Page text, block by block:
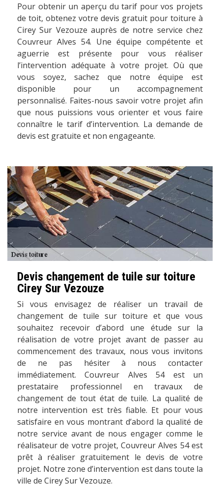
Pour obtenir un aperçu du tarif pour vos projets
de toit, obtenez votre devis gratuit pour toiture à
Cirey Sur Vezouze auprès de notre service chez
Couvreur Alves 54. Une équipe compétente et
aguerrie est présente pour vous réaliser
l’intervention adéquate à votre projet. Où que
vous soyez, sachez que notre équipe est
disponible pour un accompagnement
personnalisé. Faites-nous savoir votre projet afin
que nous puissions vous orienter et vous faire
connaître le tarif d’intervention. La demande de
devis est gratuite et non engageante.
Devis changement de tuile sur toiture
Cirey Sur Vezouze
Si vous envisagez de réaliser un travail de
changement de tuile sur toiture et que vous
souhaitez recevoir d’abord une étude sur la
réalisation de votre projet avant de passer au
commencement des travaux, nous vous invitons
de ne pas hésiter à nous contacter
immédiatement. Couvreur Alves 54 est un
prestataire professionnel en travaux de
changement de tout état de tuile. La qualité de
notre intervention est très fiable. Et pour vous
satisfaire en vous montrant d’abord la qualité de
notre service avant de nous engager comme le
réalisateur de votre projet, Couvreur Alves 54 est
prêt à réaliser gratuitement le devis de votre
projet. Notre zone d’intervention est dans toute la
ville de Cirey Sur Vezouze.